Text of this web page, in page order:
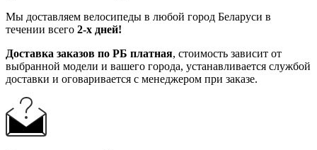
Мы доставляем велосипеды в любой город Беларуси в
течении всего 2-х дней!
Доставка заказов по РБ платная, стоимость зависит от
выбранной модели и вашего города, устанавливается службой
доставки и оговаривается с менеджером при заказе.